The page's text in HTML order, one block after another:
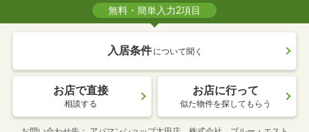
無料・簡単入力2項目
入居条件 について聞く
お店で直接
相談する
お店に行って
似た物件を探してもらう